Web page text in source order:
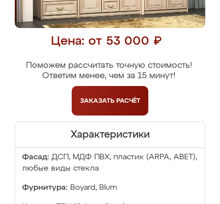
Цена: от 53 000 ₽
Поможем рассчитать точную стоимость!
Ответим менее, чем за 15 минут!
ЗАКАЗАТЬ РАСЧЁТ
Характеристики
Фасад: ДСП, МДФ ПВХ, пластик (ARPA, ABET),
любые виды стекла
Фурнитура: Boyard, Blum